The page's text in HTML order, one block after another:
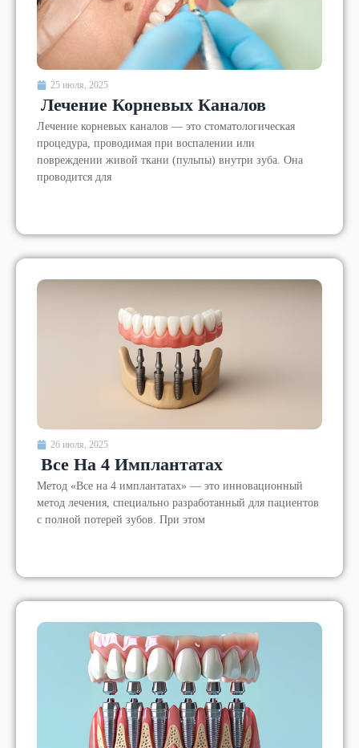
25 июля, 2025
Лечение Корневых Каналов
Лечение корневых каналов — это стоматологическая
процедура, проводимая при воспалении или
повреждении живой ткани (пульпы) внутри зуба. Она
проводится для
26 июля, 2025
Все На 4 Имплантатах
Метод «Все на 4 имплантатах» — это инновационный
метод лечения, специально разработанный для пациентов
с полной потерей зубов. При этом